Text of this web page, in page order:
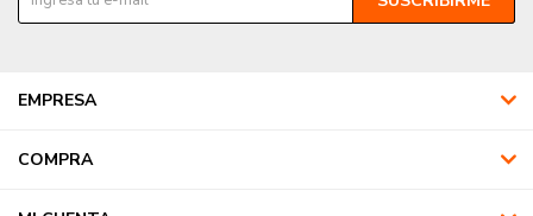
EMPRESA
COMPRA